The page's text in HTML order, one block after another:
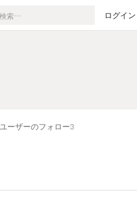
ログイン
ユーザーのフォロー3